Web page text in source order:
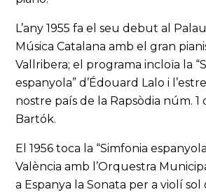
L’any 1955 fa el seu debut al
Música Catalana amb el gran
Vallribera; el programa incloïa la
espanyola” d’Édouard Lalo i
nostre país de la Rapsòdia núm. 1
Bartók.
El 1956 toca la “Simfonia
València amb l’Orquestra
a Espanya la Sonata per a violí sol